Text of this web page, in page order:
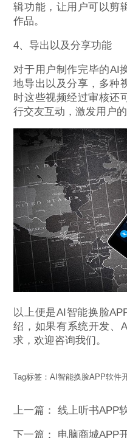
辑功能，让用户可以剪
作品。
4、导出以及分享功能
对于用户制作完毕的AI
地导出以及分享，多种
时这些视频经过审核还
行交友互动，激发用户的
以上便是AI智能换脸
绍，如果有系统开发、
求，欢迎咨询我们。
Tag标签：AI智能换脸APP软件
上一篇：线上听书APP
下一篇： 电脑商城APP